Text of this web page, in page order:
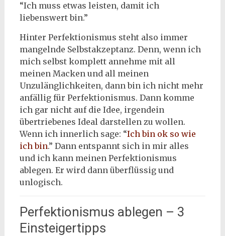
“Ich muss etwas leisten, damit ich
liebenswert bin.”
Hinter Perfektionismus steht also immer
mangelnde Selbstakzeptanz. Denn, wenn ich
mich selbst komplett annehme mit all
meinen Macken und all meinen
Unzulänglichkeiten, dann bin ich nicht mehr
anfällig für Perfektionismus. Dann komme
ich gar nicht auf die Idee, irgendein
übertriebenes Ideal darstellen zu wollen.
Wenn ich innerlich sage: “Ich bin ok so wie
ich bin.” Dann entspannt sich in mir alles
und ich kann meinen Perfektionismus
ablegen. Er wird dann überflüssig und
unlogisch.
Perfektionismus ablegen – 3
Einsteigertipps